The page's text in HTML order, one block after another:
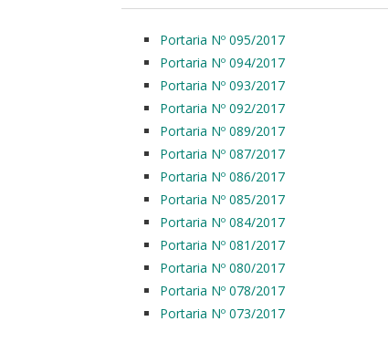
Portaria Nº 095/2017
Portaria Nº 094/2017
Portaria Nº 093/2017
Portaria Nº 092/2017
Portaria Nº 089/2017
Portaria Nº 087/2017
Portaria Nº 086/2017
Portaria Nº 085/2017
Portaria Nº 084/2017
Portaria Nº 081/2017
Portaria Nº 080/2017
Portaria Nº 078/2017
Portaria Nº 073/2017